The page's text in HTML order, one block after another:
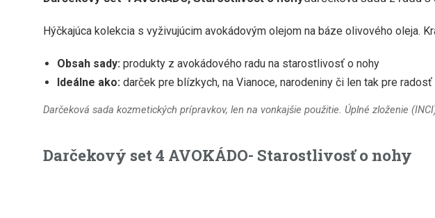
Hýčkajúca kolekcia s vyživujúcim avokádovým olejom na báze olivového oleja.
Obsah sady: produkty z avokádového radu na starostlivosť o nohy
Ideálne ako: darček pre blízkych, na Vianoce, narodeniny či len tak pre radosť
Darčeková sada kozmetických prípravkov, len na vonkajšie použitie. Úplné zloženie
Darčekový set 4 AVOKÁDO- Starostlivosť o nohy